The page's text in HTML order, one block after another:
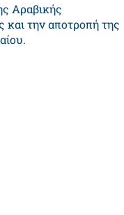
Αραβικής
και την αποτροπή της